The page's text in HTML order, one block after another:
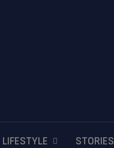
LIFESTYLE STORIES